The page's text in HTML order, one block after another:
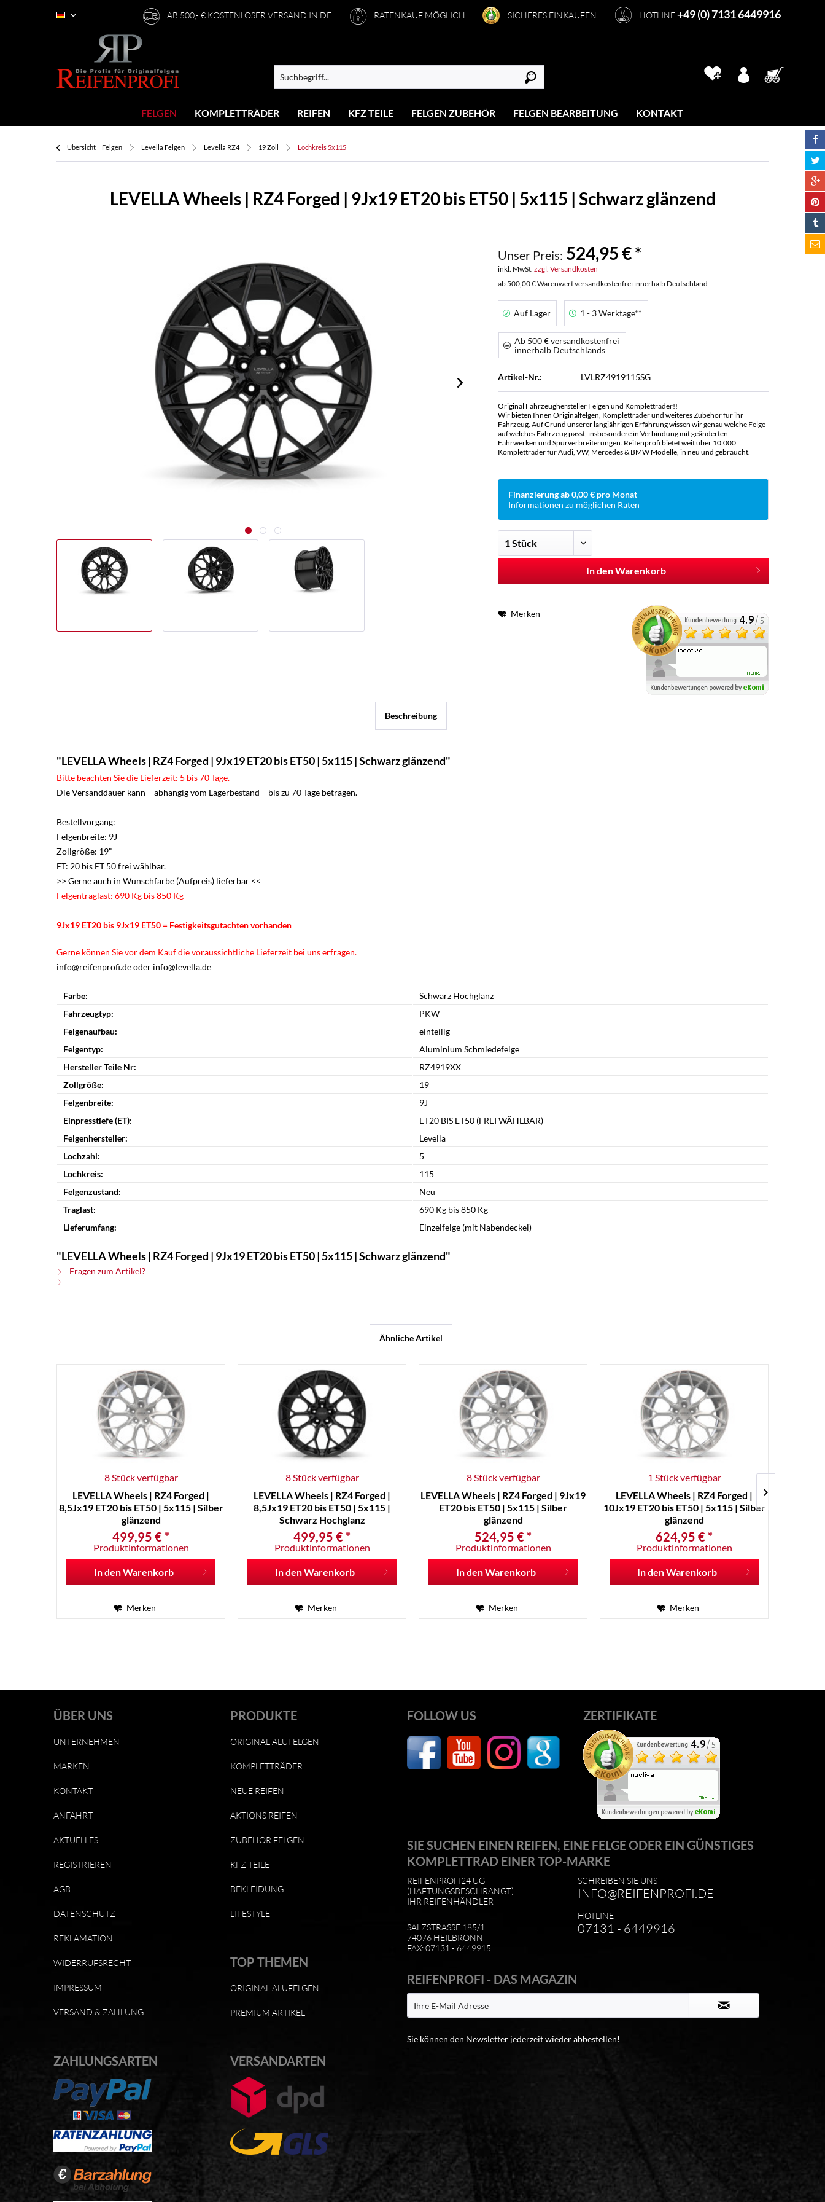
AB 500,- € KOSTENLOSER VERSAND IN DE RATENKAUF MÖGLICH SICHERES EINKAUFEN HOTLINE+49 (0) 7131 6449916
Deutsch
FELGEN KOMPLETTRÄDER REIFEN KFZ TEILE FELGEN ZUBEHÖR FELGEN BEARBEITUNG KONTAKT
Übersicht Felgen Levella Felgen Levella RZ4 19 Zoll Lochkreis 5x115
LEVELLA Wheels | RZ4 Forged | 9Jx19 ET20 bis ET50 | 5x115 | Schwarz glänzend
Unser Preis: 524,95 € *
inkl. MwSt.zzgl. Versandkosten
ab 500,00 € Warenwert versandkostenfrei innerhalb Deutschland
Auf Lager 1 - 3 Werktage**
Ab 500 € versandkostenfrei
innerhalb Deutschlands
Artikel-Nr.: LVLRZ4919115SG
Original Fahrzeughersteller Felgen und Kompletträder!!
Wir bieten Ihnen Originalfelgen, Kompletträder und weiteres Zubehör für ihr
Fahrzeug. Auf Grund unserer langjährigen Erfahrung wissen wir genau welche Felge
auf welches Fahrzeug passt, insbesondere in Verbindung mit geänderten
Fahrwerken und Spurverbreiterungen. Reifenprofi bietet weit über 10.000
Kompletträder für Audi, VW, Mercedes & BMW Modelle, in neu und gebraucht.
Finanzierung ab 0,00 € pro Monat
Informationen zu möglichen Raten
In den Warenkorb
Merken
Beschreibung
"LEVELLA Wheels | RZ4 Forged | 9Jx19 ET20 bis ET50 | 5x115 | Schwarz glänzend"
Bitte beachten Sie die Lieferzeit: 5 bis 70 Tage.
Die Versanddauer kann – abhängig vom Lagerbestand – bis zu 70 Tage betragen.
Bestellvorgang:
Felgenbreite: 9J
Zollgröße: 19"
ET: 20 bis ET 50 frei wählbar.
>> Gerne auch in Wunschfarbe (Aufpreis) lieferbar <<
Felgentraglast: 690 Kg bis 850 Kg
9Jx19 ET20 bis 9Jx19 ET50 = Festigkeitsgutachten vorhanden
Gerne können Sie vor dem Kauf die voraussichtliche Lieferzeit bei uns erfragen.
info@reifenprofi.de oder info@levella.de
Farbe:
Schwarz Hochglanz
Fahrzeugtyp:
PKW
Felgenaufbau:
einteilig
Felgentyp:
Aluminium Schmiedefelge
Hersteller Teile Nr:
RZ4919XX
Zollgröße:
19
Felgenbreite:
9J
Einpresstiefe (ET):
ET20 BIS ET50 (FREI WÄHLBAR)
Felgenhersteller:
Levella
Lochzahl:
5
Lochkreis:
115
Felgenzustand:
Neu
Traglast:
690 Kg bis 850 Kg
Lieferumfang:
Einzelfelge (mit Nabendeckel)
"LEVELLA Wheels | RZ4 Forged | 9Jx19 ET20 bis ET50 | 5x115 | Schwarz glänzend"
Fragen zum Artikel?
Ähnliche Artikel
8 Stück verfügbar
LEVELLA Wheels | RZ4 Forged |
8,5Jx19 ET20 bis ET50 | 5x115 | Silber
glänzend
499,95 € *
Produktinformationen
In denWarenkorb
Merken
8 Stück verfügbar
LEVELLA Wheels | RZ4 Forged |
8,5Jx19 ET20 bis ET50 | 5x115 |
Schwarz Hochglanz
499,95 € *
Produktinformationen
In denWarenkorb
Merken
8 Stück verfügbar
LEVELLA Wheels | RZ4 Forged | 9Jx19
ET20 bis ET50 | 5x115 | Silber
glänzend
524,95 € *
Produktinformationen
In denWarenkorb
Merken
1 Stück verfügbar
LEVELLA Wheels | RZ4 Forged |
10Jx19 ET20 bis ET50 | 5x115 | Silber
glänzend
624,95 € *
Produktinformationen
In denWarenkorb
Merken
ÜBER UNS
UNTERNEHMEN
MARKEN
KONTAKT
ANFAHRT
AKTUELLES
REGISTRIEREN
AGB
DATENSCHUTZ
REKLAMATION
WIDERRUFSRECHT
IMPRESSUM
VERSAND & ZAHLUNG
PRODUKTE
ORIGINAL ALUFELGEN
KOMPLETTRÄDER
NEUE REIFEN
AKTIONS REIFEN
ZUBEHÖR FELGEN
KFZ-TEILE
BEKLEIDUNG
LIFESTYLE
TOP THEMEN
ORIGINAL ALUFELGEN
PREMIUM ARTIKEL
ZAHLUNGSARTEN VERSANDARTEN
FOLLOW US ZERTIFIKATE
SIE SUCHEN EINEN REIFEN, EINE FELGE ODER EIN GÜNSTIGES
KOMPLETTRAD EINER TOP-MARKE
REIFENPROFI24 UG
(HAFTUNGSBESCHRÄNGT)
IHR REIFENHÄNDLER
SALZSTRASSE 185/1
74076 HEILBRONN
FAX: 07131 - 6449915
SCHREIBEN SIE UNS
INFO@REIFENPROFI.DE
HOTLINE
07131 - 6449916
REIFENPROFI - DAS MAGAZIN
Sie können den Newsletter jederzeit wieder abbestellen!